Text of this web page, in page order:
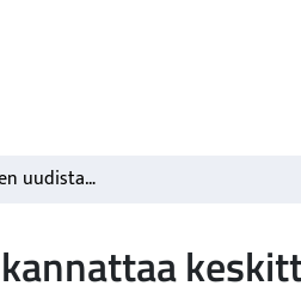
Männyn luontainen uudistaminen kannattaa keskittää hyviin siemenvuosiin